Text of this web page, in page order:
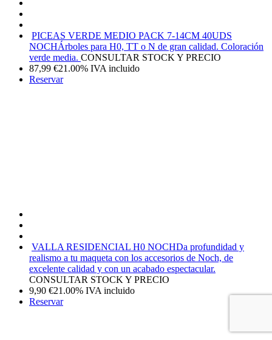
PICEAS VERDE MEDIO PACK 7-14CM 40UDS
NOCHÁrboles para H0, TT o N de gran calidad. Coloración
verde media. CONSULTAR STOCK Y PRECIO
87,99 €21.00% IVA incluido
Reservar
VALLA RESIDENCIAL H0 NOCHDa profundidad y
realismo a tu maqueta con los accesorios de Noch, de
excelente calidad y con un acabado espectacular.
CONSULTAR STOCK Y PRECIO
9,90 €21.00% IVA incluido
Reservar